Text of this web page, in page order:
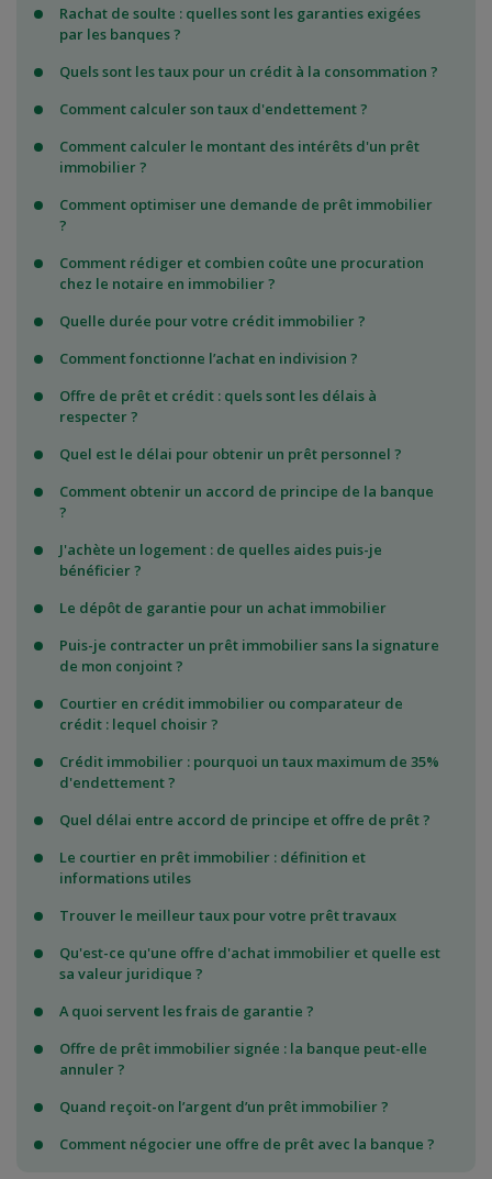
Rachat de soulte : quelles sont les garanties exigées
par les banques ?
Quels sont les taux pour un crédit à la consommation ?
Comment calculer son taux d'endettement ?
Comment calculer le montant des intérêts d'un prêt
immobilier ?
Comment optimiser une demande de prêt immobilier
?
Comment rédiger et combien coûte une procuration
chez le notaire en immobilier ?
Quelle durée pour votre crédit immobilier ?
Comment fonctionne l’achat en indivision ?
Offre de prêt et crédit : quels sont les délais à
respecter ?
Quel est le délai pour obtenir un prêt personnel ?
Comment obtenir un accord de principe de la banque
?
J'achète un logement : de quelles aides puis-je
bénéficier ?
Le dépôt de garantie pour un achat immobilier
Puis-je contracter un prêt immobilier sans la signature
de mon conjoint ?
Courtier en crédit immobilier ou comparateur de
crédit : lequel choisir ?
Crédit immobilier : pourquoi un taux maximum de 35%
d'endettement ?
Quel délai entre accord de principe et offre de prêt ?
Le courtier en prêt immobilier : définition et
informations utiles
Trouver le meilleur taux pour votre prêt travaux
Qu'est-ce qu'une offre d'achat immobilier et quelle est
sa valeur juridique ?
A quoi servent les frais de garantie ?
Offre de prêt immobilier signée : la banque peut-elle
annuler ?
Quand reçoit-on l’argent d’un prêt immobilier ?
Comment négocier une offre de prêt avec la banque ?